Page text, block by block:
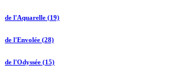
de l'Aquarelle (19)
de l'Envolée (28)
de l'Odyssée (15)